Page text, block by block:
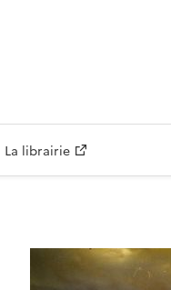
La librairie